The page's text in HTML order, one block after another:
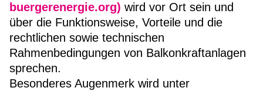
buergerenergie.org) wird vor Ort sein und
über die Funktionsweise, Vorteile und die
rechtlichen sowie technischen
Rahmenbedingungen von Balkonkraftanlagen
sprechen.
Besonderes Augenmerk wird unter